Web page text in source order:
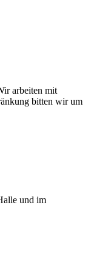
arbeiten mit
bitten wir um
und im